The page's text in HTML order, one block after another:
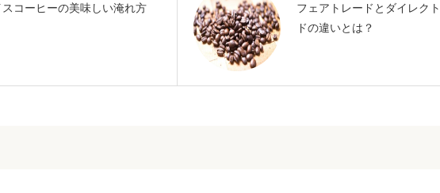
スコーヒーの美味しい淹れ方
フェアトレードとダイレク
ドの違いとは？